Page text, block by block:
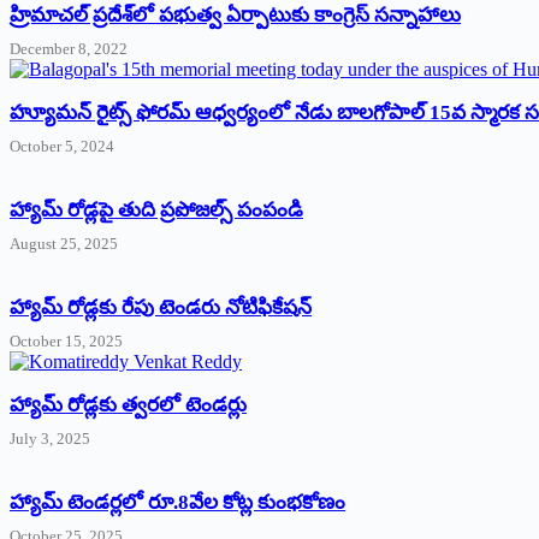
‌హ్రిమాచల్‌ ‌ప్రదేశ్‌లో పభుత్వ ఏర్పాటుకు కాంగ్రెస్‌ ‌సన్నాహాలు
December 8, 2022
హ్యూమన్‌ రైట్స్‌ ఫోరమ్‌ ఆధ్వర్యంలో నేడు బాలగోపాల్‌ 15వ స్మారక
October 5, 2024
హ్యామ్‌ రోడ్లపై తుది ప్రపోజల్స్‌ పంపండి
August 25, 2025
హ్యామ్‌ రోడ్లకు రేపు టెండరు నోటిఫికేషన్‌
October 15, 2025
హ్యామ్‌ రోడ్లకు త్వరలో టెండర్లు
July 3, 2025
హ్యామ్‌ ‌టెండర్లలో రూ.8వేల కోట్ల కుంభకోణం